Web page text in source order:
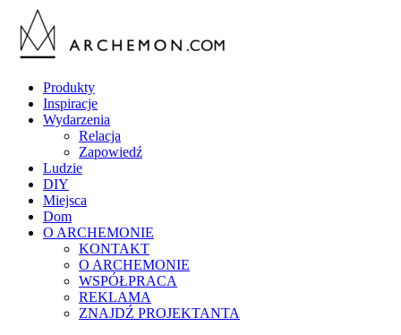
Produkty
Inspiracje
Wydarzenia
Relacja
Zapowiedź
Ludzie
DIY
Miejsca
Dom
O ARCHEMONIE
KONTAKT
O ARCHEMONIE
WSPÓŁPRACA
REKLAMA
ZNAJDŹ PROJEKTANTA